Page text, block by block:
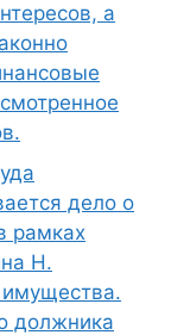
а
дело о
рамках
Н.
должника